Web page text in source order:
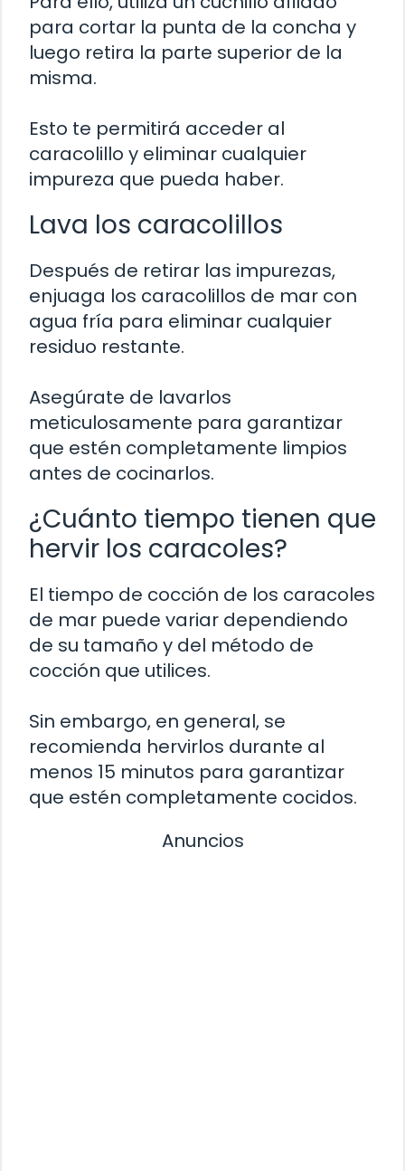
para cortar la punta de la concha y
luego retira la parte superior de la
misma.
Esto te permitirá acceder al
caracolillo y eliminar cualquier
impureza que pueda haber.
Lava los caracolillos
Después de retirar las impurezas,
enjuaga los caracolillos de mar con
agua fría para eliminar cualquier
residuo restante.
Asegúrate de lavarlos
meticulosamente para garantizar
que estén completamente limpios
antes de cocinarlos.
¿Cuánto tiempo tienen que
hervir los caracoles?
El tiempo de cocción de los caracoles
de mar puede variar dependiendo
de su tamaño y del método de
cocción que utilices.
Sin embargo, en general, se
recomienda hervirlos durante al
menos 15 minutos para garantizar
que estén completamente cocidos.
Anuncios